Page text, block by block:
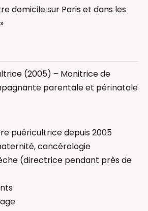
domicile sur Paris et dans les
(2005) – Monitrice de
parentale et périnatale
puéricultrice depuis 2005
cancérologie
(directrice pendant près de